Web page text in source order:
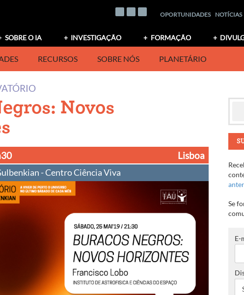
OPORTUNIDADES NOTÍCIAS
SOBRE O IA INVESTIGAÇÃO FORMAÇÃO
RECURSOS SOBRE NÓS PLANETÁRIO
Novos
Lisboa
- Centro Ciência Viva
Se
E-